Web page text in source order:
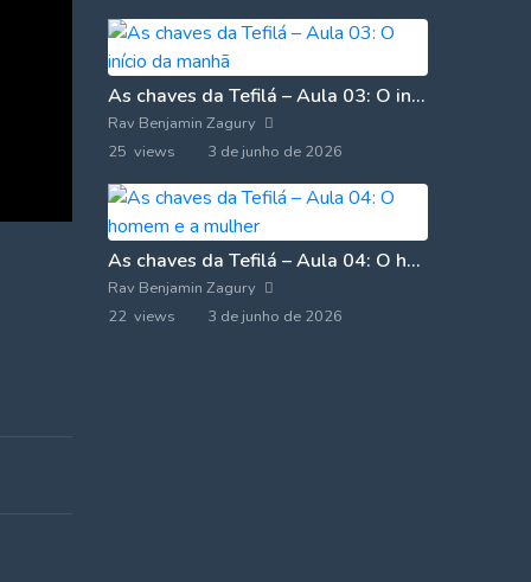
As chaves da Tefilá – Aula 03: O início da manhã
Rav Benjamin Zagury
25 views
3 de junho de 2026
As chaves da Tefilá – Aula 04: O homem e a mulher
Rav Benjamin Zagury
22 views
3 de junho de 2026